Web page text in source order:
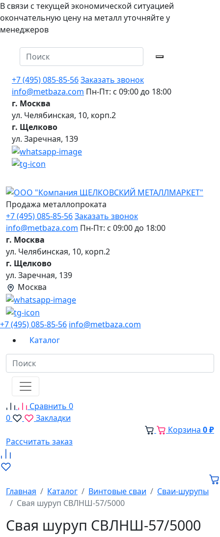
В связи с текущей экономической ситуацией
окончательную цену на металл уточняйте у
менеджеров
+7 (495) 085-85-56Заказать звонок
info@metbaza.com Пн-Пт: с 09:00 до 18:00
г. Москва
ул. Челябинская, 10, корп.2
г. Щелково
ул. Заречная, 139
Продажа металлопроката
+7 (495) 085-85-56Заказать звонок
info@metbaza.com Пн-Пт: с 09:00 до 18:00
г. Москва
ул. Челябинская, 10, корп.2
г. Щелково
ул. Заречная, 139
Москва
+7 (495) 085-85-56 info@metbaza.com
Каталог
Сравнить 0
0
Закладки
Корзина 0 ₽
Рассчитать заказ
Главная Каталог Винтовые сваи
Сваи-шурупы
Свая шуруп СВЛНШ-57/5000
Свая шуруп СВЛНШ-57/5000